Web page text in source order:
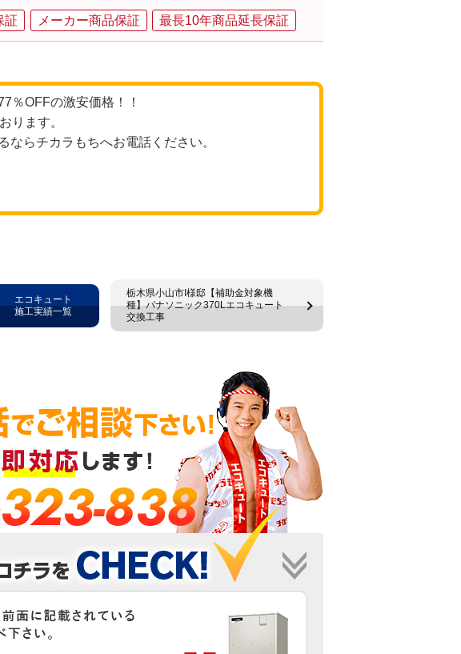
証 メーカー商品保証 最長10年商品延長保証
％OFFの激安価格！！
ります。
らチカラもちへお電話ください。
栃木県小山市I様邸【補助金対象機
種】パナソニック370Lエコキュート
交換工事
エコキュート
施工実績一覧
838